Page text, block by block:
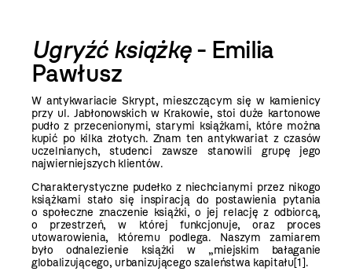
Ugryźć książkę- Emilia
Pawłusz
W antykwariacie Skrypt, mieszczącym się w kamienicy
przy ul. Jabłonowskich w Krakowie, stoi duże kartonowe
pudło z przecenionymi, starymi książkami, które można
kupić po kilka złotych. Znam ten antykwariat z czasów
uczelnianych, studenci zawsze stanowili grupę jego
najwierniejszych klientów.
Charakterystyczne pudełko z niechcianymi przez nikogo
książkami stało się inspiracją do postawienia pytania
o społeczne znaczenie książki, o jej relację z odbiorcą,
o przestrzeń, w której funkcjonuje, oraz proces
utowarowienia, któremu podlega. Naszym zamiarem
było odnalezienie książki w „miejskim bałaganie
globalizującego, urbanizującego szaleństwa kapitału[1].